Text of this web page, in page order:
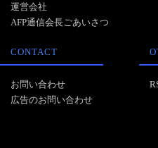
運営会社
AFP通信会長ごあいさつ
CONTACT
お問い合わせ
広告のお問い合わせ